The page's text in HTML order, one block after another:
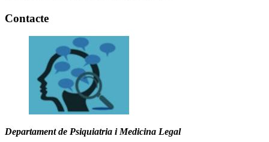
Contacte
Departament de Psiquiatria i Medicina Legal